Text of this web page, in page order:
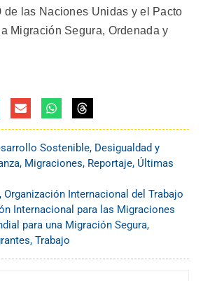
de las Naciones Unidas y el Pacto
Migración Segura, Ordenada y
Sostenible, Desigualdad y
, Migraciones, Reportaje, Últimas
, Organización Internacional del Trabajo
Internacional para las Migraciones
para una Migración Segura,
, Trabajo